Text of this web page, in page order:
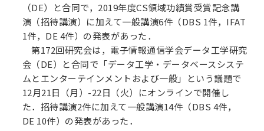
（DE）と合同で，2019年度CS領域功績賞受賞記念講
演（招待講演）に加えて一般講演6件（DBS 1件，IFAT
1件，DE 4件）の発表があった．
第172回研究会は，電子情報通信学会データ工学研究
会（DE）と合同で「データ工学・データベースシステ
ムとエンターテインメントおよび一般」という議題で
12月21日（月）-22日（火）にオンラインで開催し
た．招待講演2件に加えて一般講演14件（DBS 4件，
DE 10件）の発表があった．